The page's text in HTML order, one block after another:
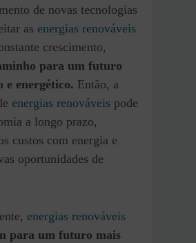
de novas tecnologias
as energias renováveis
crescimento,
para um futuro
e energético. Então, a
energias renováveis pode
a longo prazo,
custos com energia e
oportunidades de
energias renováveis
para um futuro mais